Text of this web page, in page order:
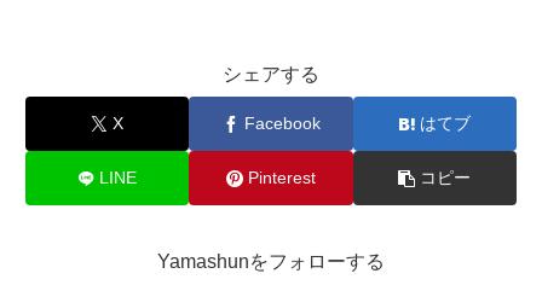
シェアする
X Facebook はてブ
LINE Pinterest コピー
Yamashunをフォローする